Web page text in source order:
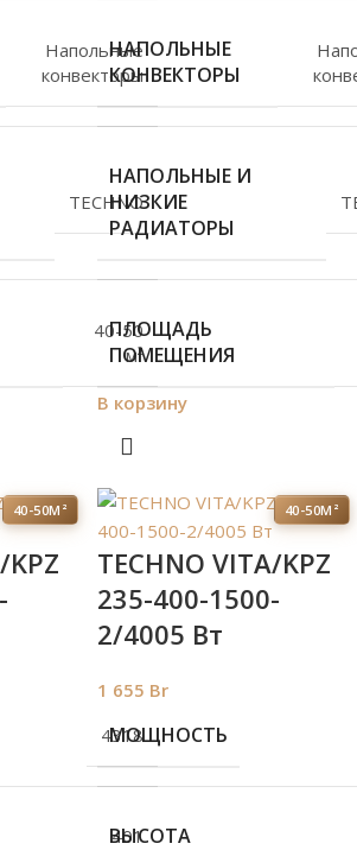
Напольные
конвекторы
TECHNO
40-50
м²
НАПОЛЬНЫЕ
КОНВЕКТОРЫ
НАПОЛЬНЫЕ И
НИЗКИЕ
РАДИАТОРЫ
ПЛОЩАДЬ
ПОМЕЩЕНИЯ
В корзину
40-50М²
KPZ
4318
401
40-50М²
TECHNO VITA/KPZ
235-400-1500-
2/4005 Вт
1 655 Br
МОЩНОСТЬ
ВЫСОТА